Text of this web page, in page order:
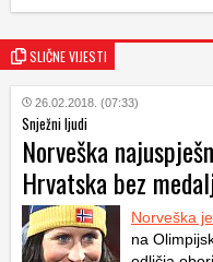
SLIČNE VIJESTI
26.02.2018. (07:33)
Snježni ljudi
Norveška
Hrvatska bez
Norveška
na